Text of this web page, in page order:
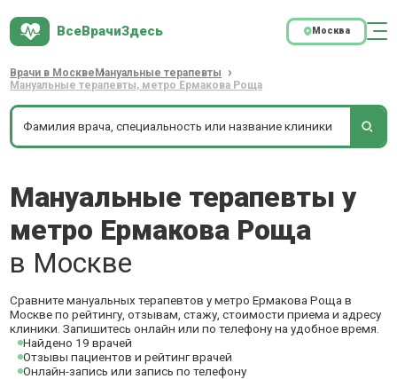
ВсеВрачиЗдесь Москва
Врачи в Москве Мануальные терапевты
Мануальные терапевты, метро Ермакова Роща
Мануальные терапевты у
метро Ермакова Роща
в Москве
Сравните мануальных терапевтов у метро Ермакова Роща в
Москве по рейтингу, отзывам, стажу, стоимости приема и адресу
клиники. Запишитесь онлайн или по телефону на удобное время.
Найдено 19 врачей
Отзывы пациентов и рейтинг врачей
Онлайн-запись или запись по телефону